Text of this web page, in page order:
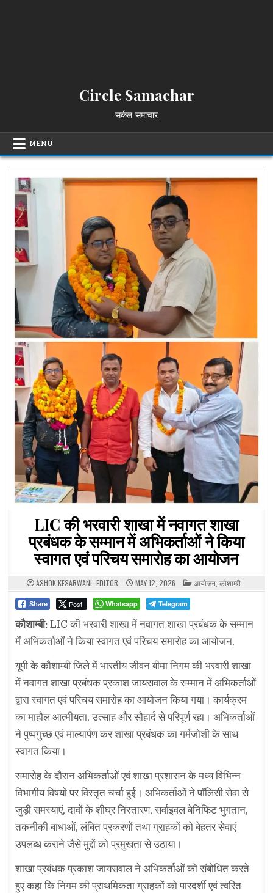
Circle Samachar
सर्कल समाचार
MENU
LIC की भरवारी शाखा में नवागत शाखा
प्रबंधक के सम्मान में अभिकर्ताओं ने किया
स्वागत एवं परिचय समारोह का आयोजन
ASHOK KESARWANI- EDITOR MAY 12, 2026 POSTED
IN
आयोजन, कौशाम्बी
Share Post Whatsapp Telegram
कौशाम्बी:LIC की भरवारी शाखा में नवागत शाखा प्रबंधक के सम्मान
में अभिकर्ताओं ने किया स्वागत एवं परिचय समारोह का आयोजन,
यूपी के कौशाम्बी जिले में भारतीय जीवन बीमा निगम की भरवारी शाखा
में नवागत शाखा प्रबंधक प्रकाश जायसवाल के सम्मान में अभिकर्ताओं
द्वारा स्वागत एवं परिचय समारोह का आयोजन किया गया। कार्यक्रम
का माहौल आत्मीयता, उत्साह और सौहार्द से परिपूर्ण रहा। अभिकर्ताओं
ने पुष्पगुच्छ एवं माल्यार्पण कर शाखा प्रबंधक का गर्मजोशी के साथ
स्वागत किया।
समारोह के दौरान अभिकर्ताओं एवं शाखा प्रशासन के मध्य विभिन्न
विभागीय विषयों पर विस्तृत चर्चा हुई। अभिकर्ताओं ने पॉलिसी सेवा से
जुड़ी समस्याएं, दावों के शीघ्र निस्तारण, सर्वाइवल बेनिफिट भुगतान,
तकनीकी बाधाओं, लंबित प्रकरणों तथा ग्राहकों को बेहतर सेवाएं
उपलब्ध कराने जैसे मुद्दों को प्रमुखता से उठाया।
शाखा प्रबंधक प्रकाश जायसवाल ने अभिकर्ताओं को संबोधित करते
हुए कहा कि निगम की प्राथमिकता ग्राहकों को पारदर्शी एवं त्वरित